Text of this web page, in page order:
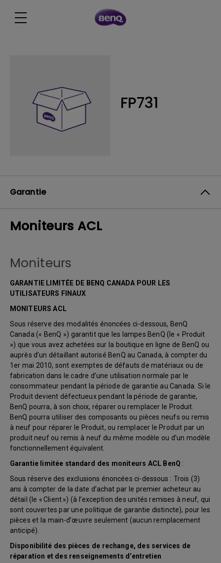
FP731
Garantie
Moniteurs ACL
Moniteurs
GARANTIE LIMITÉE DE BENQ CANADA POUR LES
UTILISATEURS FINAUX
MONITEURS ACL
Sous réserve des modalités énoncées ci-dessous, BenQ
Canada (« BenQ ») garantit que les lampes BenQ (le « Produit
») que vous avez achetées sur la boutique en ligne de BenQ ou
auprès d’un détaillant autorisé BenQ au Canada, à compter du
1er mai 2010, sont exemptes de défauts de matériaux ou de
fabrication dans le cadre d’une utilisation normale par le
consommateur pendant la période de garantie au Canada. Si le
Produit devient défectueux pendant la période de garantie,
BenQ pourra, à son choix, réparer ou remplacer le Produit.
BenQ pourra utiliser des composants ou pièces neufs ou remis
à neuf pour réparer le Produit, ou remplacer le Produit par un
produit neuf ou remis à neuf du même modèle ou d’un modèle
fonctionnellement équivalent.
Garantie limitée standard des moniteurs ACL BenQ :
Sous réserve des exclusions énoncées ci-dessous : Trois (3)
ans à compter de la date d’achat par le premier acheteur au
détail (le « Client ») (à l’exception des unités remises à neuf, qui
sont couvertes par une politique de garantie distincte), pour les
pièces et la main-d’œuvre seulement (aucun remplacement
anticipé).
Disponibilité des pièces de rechange, des services de
réparation et des renseignements d’entretien